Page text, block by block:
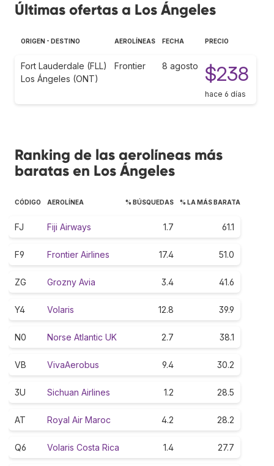
Últimas ofertas a Los Ángeles
ORIGEN - DESTINO AEROLÍNEAS FECHA PRECIO
Fort Lauderdale (FLL)
Los Ángeles (ONT)
Frontier 8 agosto $238
hace 6 días
Ranking de las aerolíneas más
baratas en Los Ángeles
CÓDIGO AEROLÍNEA % BÚSQUEDAS % LA MÁS BARATA
FJ Fiji Airways 1.7 61.1
F9 Frontier Airlines 17.4 51.0
ZG Grozny Avia 3.4 41.6
Y4 Volaris 12.8 39.9
N0 Norse Atlantic UK 2.7 38.1
VB VivaAerobus 9.4 30.2
3U Sichuan Airlines 1.2 28.5
AT Royal Air Maroc 4.2 28.2
Q6 Volaris Costa Rica 1.4 27.7